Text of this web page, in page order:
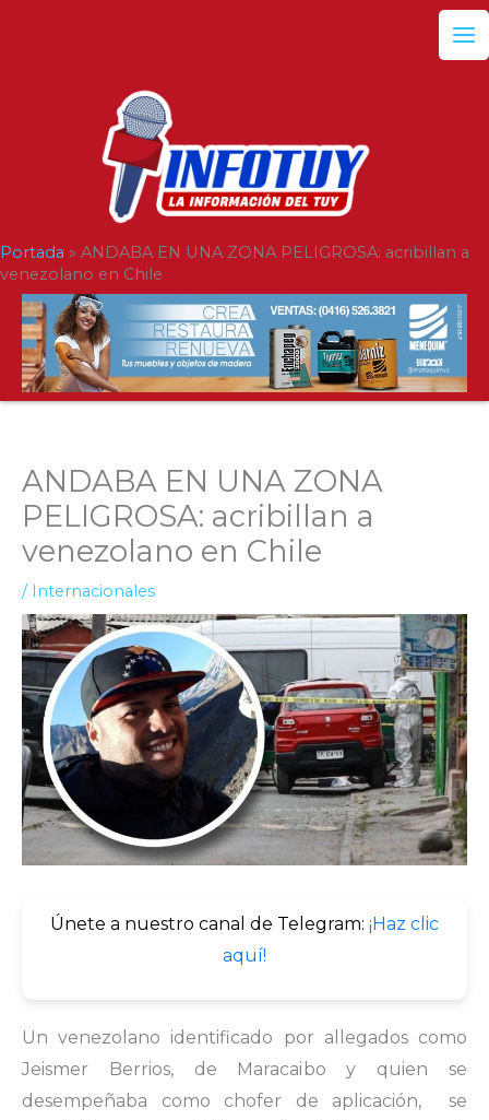
Portada » ANDABA EN UNA ZONA PELIGROSA: acribillan a
venezolano en Chile
ANDABA EN UNA ZONA
PELIGROSA: acribillan a
venezolano en Chile
/ Internacionales
Únete a nuestro canal de Telegram: ¡Haz clic
aquí!
Un venezolano identificado por allegados como
Jeismer Berrios, de Maracaibo y quien se
desempeñaba como chofer de aplicación, se